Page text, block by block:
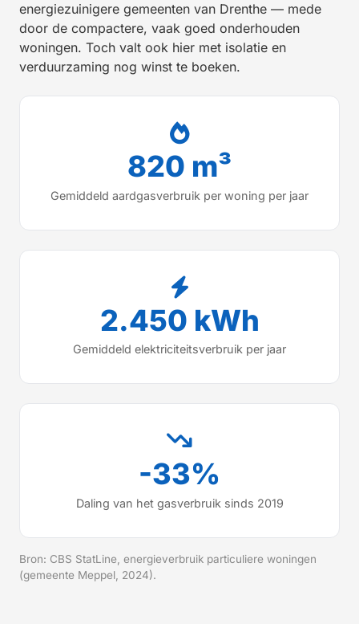
energiezuinigere gemeenten van Drenthe — mede
door de compactere, vaak goed onderhouden
woningen. Toch valt ook hier met isolatie en
verduurzaming nog winst te boeken.
820 m³
Gemiddeld aardgasverbruik per woning per jaar
2.450 kWh
Gemiddeld elektriciteitsverbruik per jaar
-33%
Daling van het gasverbruik sinds 2019
Bron: CBS StatLine, energieverbruik particuliere woningen
(gemeente Meppel, 2024).